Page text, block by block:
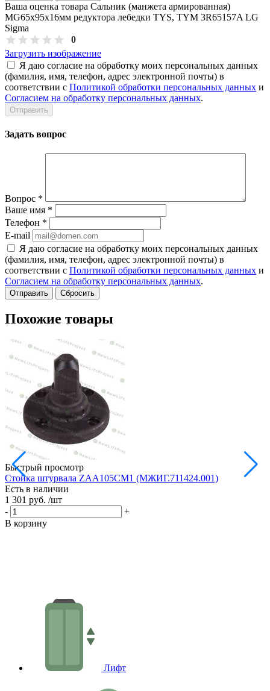
Ваша оценка товара Сальник (манжета армированная)
MG65х95х16мм редуктора лебедки TYS, TYM 3R65157A LG
Sigma
0
Загрузить изображение
Я даю согласие на обработку моих персональных данных
(фамилия, имя, телефон, адрес электронной почты) в
соответствии с Политикой обработки персональных данных и
Согласием на обработку персональных данных.
Задать вопрос
Вопрос *
Ваше имя *
Телефон *
E-mail
Я даю согласие на обработку моих персональных данных
(фамилия, имя, телефон, адрес электронной почты) в
соответствии с Политикой обработки персональных данных и
Согласием на обработку персональных данных.
Сбросить
Похожие товары
Быстрый просмотр
Стойка штурвала ZAA105CM1 (МЖИГ.711424.001)
Есть в наличии
1 301 руб. /шт
-
+
В корзину
Лифт